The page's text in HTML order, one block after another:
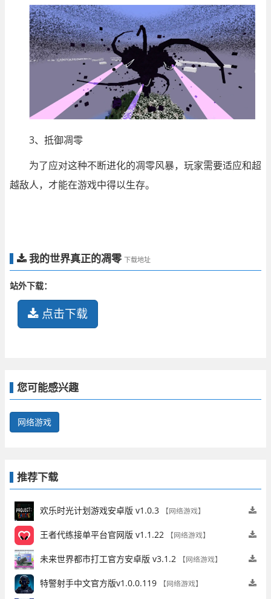
3、抵御凋零
为了应对这种不断进化的凋零风暴，玩家需要适应和超
越敌人，才能在游戏中得以生存。
我的世界真正的凋零 下载地址
站外下载：
点击下载
您可能感兴趣
网络游戏
推荐下载
欢乐时光计划游戏安卓版 v1.0.3 【网络游戏】
王者代练接单平台官网版 v1.1.22 【网络游戏】
未来世界都市打工官方安卓版 v3.1.2 【网络游戏】
特警射手中文官方版v1.0.0.119 【网络游戏】